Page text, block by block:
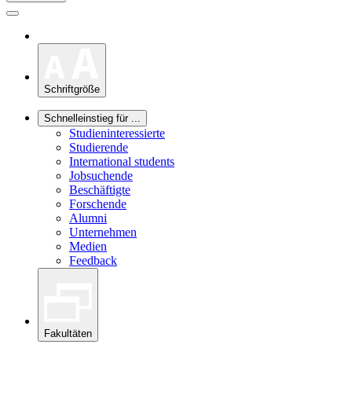
Schriftgröße
Schnelleinstieg für ...
Studieninteressierte
Studierende
International students
Jobsuchende
Beschäftigte
Forschende
Alumni
Unternehmen
Medien
Feedback
Fakultäten